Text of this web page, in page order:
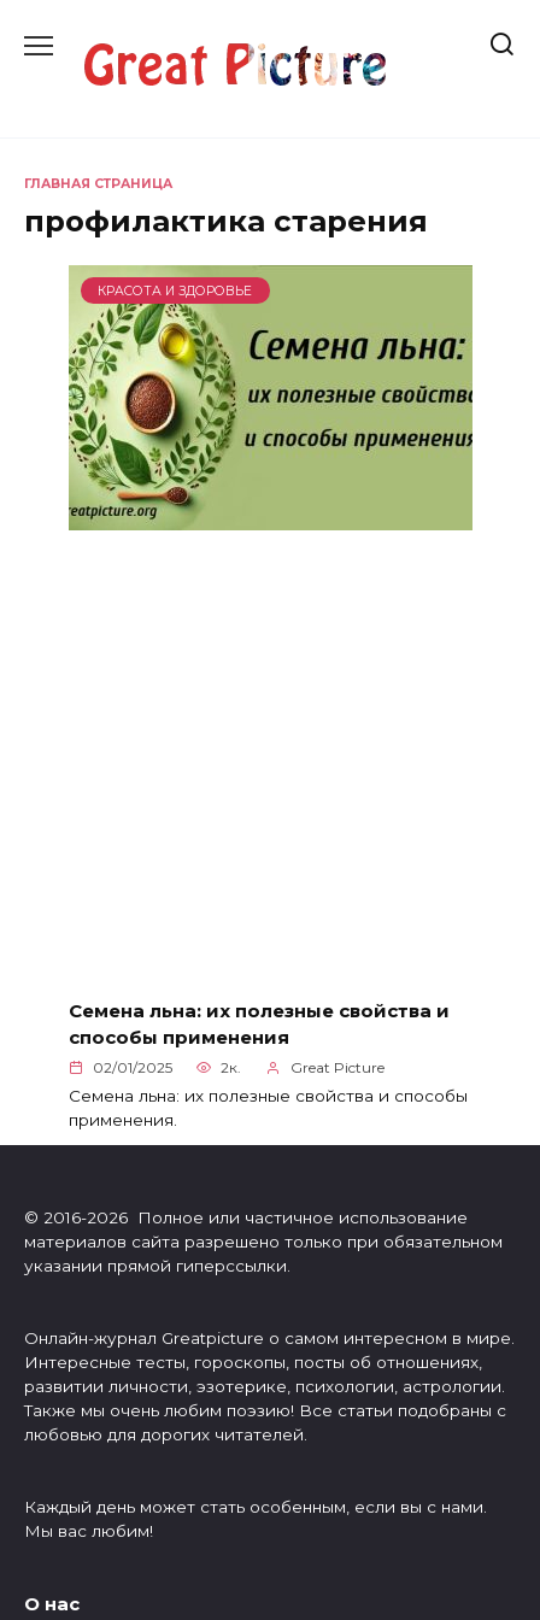
содержанию
ГЛАВНАЯ СТРАНИЦА
профилактика старения
КРАСОТА И ЗДОРОВЬЕ
Семена льна: их полезные свойства и
способы применения
02/01/2025 2к. Great Picture
Семена льна: их полезные свойства и способы
применения.
© 2016-2026 Полное или частичное использование
материалов сайта разрешено только при обязательном
указании прямой гиперссылки.
Онлайн-журнал Greatpicture о самом интересном в мире.
Интересные тесты, гороскопы, посты об отношениях,
развитии личности, эзотерике, психологии, астрологии.
Также мы очень любим поэзию! Все статьи подобраны с
любовью для дорогих читателей.
Каждый день может стать особенным, если вы с нами.
Мы вас любим!
О нас